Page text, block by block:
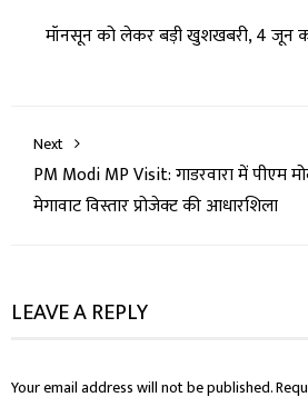
मॉनसून को लेकर बड़ी खुशखबरी, 4 जून को
Next
PM Modi MP Visit: गाडरवारा में पीएम
मेगावाट विस्तार प्रोजेक्ट की आधारशिला
LEAVE A REPLY
Your email address will not be published.